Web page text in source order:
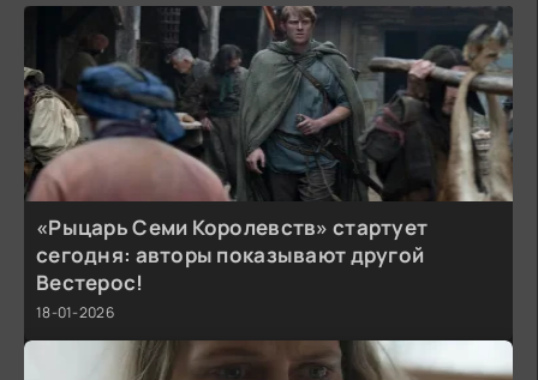
«Рыцарь Семи Королевств» стартует
сегодня: авторы показывают другой
Вестерос!
18-01-2026